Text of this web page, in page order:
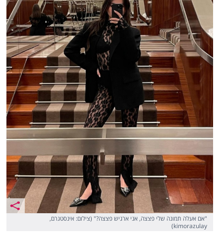
"אם אעלה תמונה שלי פצצה, אני ארגיש פצצה?" (צילום: אינסטגרם,
kimorazulay)